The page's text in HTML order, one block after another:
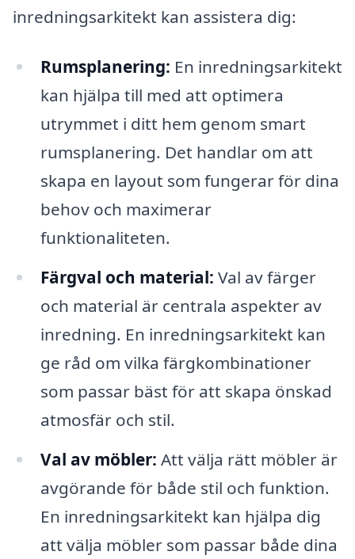
inredningsarkitekt kan assistera dig:
Rumsplanering: En inredningsarkitekt
kan hjälpa till med att optimera
utrymmet i ditt hem genom smart
rumsplanering. Det handlar om att
skapa en layout som fungerar för dina
behov och maximerar
funktionaliteten.
Färgval och material: Val av färger
och material är centrala aspekter av
inredning. En inredningsarkitekt kan
ge råd om vilka färgkombinationer
som passar bäst för att skapa önskad
atmosfär och stil.
Val av möbler: Att välja rätt möbler är
avgörande för både stil och funktion.
En inredningsarkitekt kan hjälpa dig
att välja möbler som passar både dina